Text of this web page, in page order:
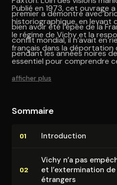
premier a démontré avec
bien avoir été l’épée de la
conflit mondial, il n’avait en
pendant les années noires
Publié en 1973, cet ouvrage
historiographique, en levant
le régime de Vichy et la
français dans la déportation
essentiel pour comprendre
afficher plus
Sommaire
01 In­tro­duc­tion
02
Vichy n’a pas
et l’ex­ter­mi­na­tion
étrangers